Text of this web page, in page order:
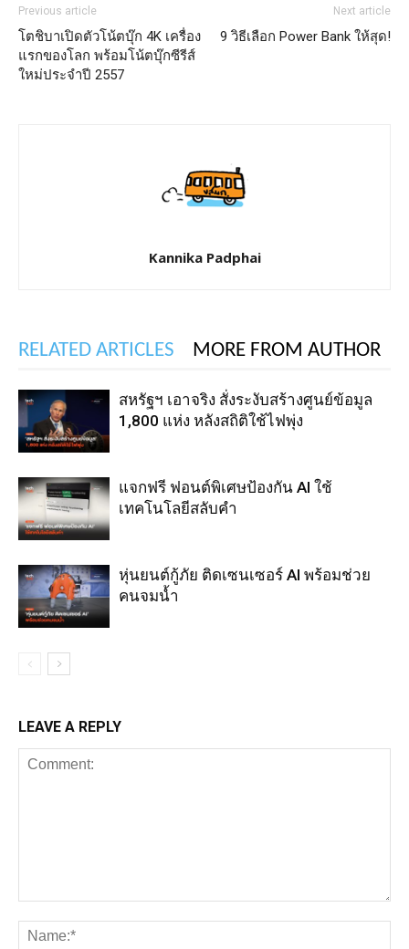
Previous article
โตชิบาเปิดตัวโน้ตบุ๊ก 4K เครื่อง
แรกของโลก พร้อมโน้ตบุ๊กซีรีส์
ใหม่ประจำปี 2557
Next article
9 วิธีเลือก Power Bank ให้สุด!
Kannika Padphai
RELATED ARTICLES MORE FROM AUTHOR
สหรัฐฯ เอาจริง สั่งระงับสร้างศูนย์ข้อมูล
1,800 แห่ง หลังสถิติใช้ไฟพุ่ง
แจกฟรี ฟอนต์พิเศษป้องกัน AI ใช้
เทคโนโลยีสลับคำ
หุ่นยนต์กู้ภัย ติดเซนเซอร์ AI พร้อมช่วย
คนจมน้ำ
LEAVE A REPLY